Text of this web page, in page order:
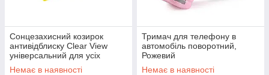
Сонцезахисний козирок
антивідблиску Clear View
універсальний для усіх
автомобілів
Немає в наявності
Тримач для телефону в
автомобіль поворотний,
Рожевий
Немає в наявності